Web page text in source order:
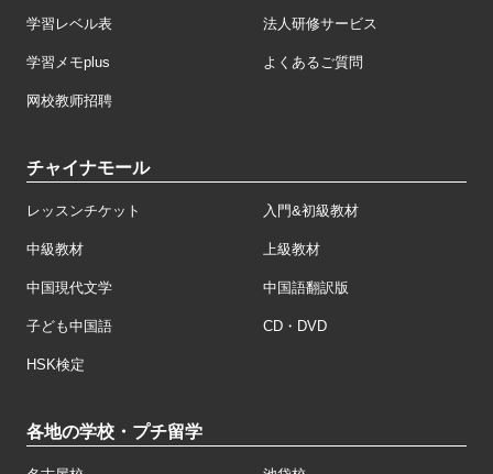
学習レベル表 法人研修サービス
学習メモplus よくあるご質問
网校教师招聘
チャイナモール
レッスンチケット 入門&初級教材
中級教材 上級教材
中国現代文学 中国語翻訳版
子ども中国語 CD・DVD
HSK検定
各地の学校・プチ留学